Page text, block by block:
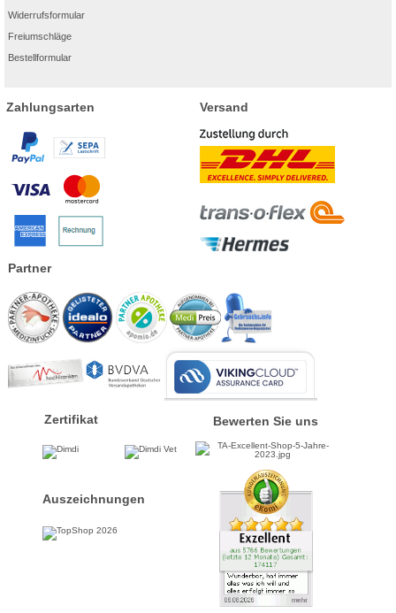
Widerrufsformular
Freiumschläge
Bestellformular
Zahlungsarten Versand
Partner
Zertifikat
Auszeichnungen
Bewerten Sie uns